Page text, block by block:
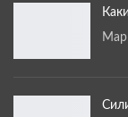
Мар